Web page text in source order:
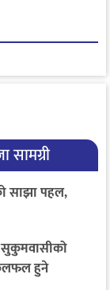
सामग्री
साझा पहल,
सुकुमवासीको
छलफल हुने